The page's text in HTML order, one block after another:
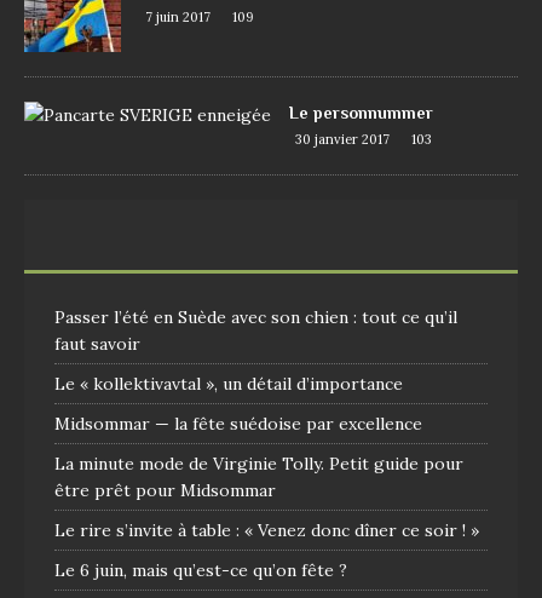
7 juin 2017 109
Le personnummer
30 janvier 2017 103
Passer l’été en Suède avec son chien : tout ce qu’il
faut savoir
Le « kollektivavtal », un détail d’importance
Midsommar — la fête suédoise par excellence
La minute mode de Virginie Tolly. Petit guide pour
être prêt pour Midsommar
Le rire s’invite à table : « Venez donc dîner ce soir ! »
Le 6 juin, mais qu’est-ce qu’on fête ?